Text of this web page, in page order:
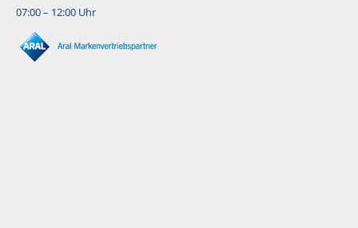
07:00 – 12:00 Uhr